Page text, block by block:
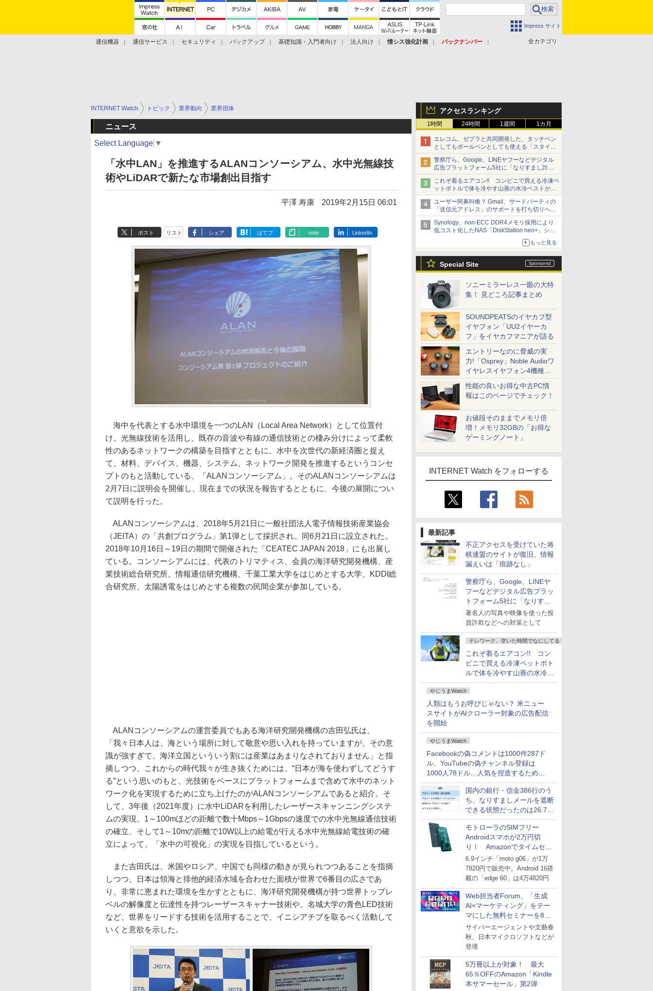
Impress サイト
全カテゴリ
通信機器 通信サービス セキュリティ バックアップ 基礎知識・入門者向け 法人向け 情シス強化計画
バックナンバー
アクセスランキング
1時間 24時間 1週間 1カ月
エレコム、ゼブラと共同開発した、タッチペン
としてもボールペンとしても使える「スタイラ
スツーウェイ」発売 iPadにも紙にも、持ち替
えずに書き込める
警察庁ら、Google、LINEヤフーなどデジタル
広告プラットフォーム5社に「なりすまし詐欺
広告」対策強化を要請 著名人の写真や映像を
使った投資詐欺などへの対策として
これぞ着るエアコン!! コンビニで買える冷凍ペ
ットボトルで体を冷やす山善の水冷ベストがロ
ードバイクにちょうどいい【ぼっち・ざ・ろー
ど！その14】【空いた時間でなにしてる？】
ユーザー阿鼻叫喚？ Gmail、サードパーティの
「送信元アドレス」のサポートを打ち切りへ
【やじうまWatch】
Synology、non-ECC DDR4メモリ採用により
低コスト化したNAS「DiskStation neo+」シリ
ーズ 予算を抑えて導入でき、ECCメモリへの
もっと見る
Special Site
ソニーミラーレス一眼の大特
集！ 見どころ記事まとめ
SOUNDPEATSのイヤカフ型
イヤフォン「UU2イヤーカ
フ」をイヤカフマニアが語る
エントリーなのに脅威の実
力!「Osprey」Noble Audioワ
イヤレスイヤフォン4機種を
一気に聴く
性能の良いお得な中古PC情
報はこのページでチェック！
お値段そのままでメモリ倍
増！メモリ32GBの「お得な
ゲーミングノート」
INTERNET Watch をフォローする
最新記事
不正アクセスを受けていた将
棋連盟のサイトが復旧、情報
漏えいは「痕跡なし」
警察庁ら、Google、LINEヤ
フーなどデジタル広告プラッ
トフォーム5社に「なりすま
し詐欺広告」対策強化を要請
著名人の写真や映像を使った投
資詐欺などへの対策として
テレワーク、空いた時間でなにしてる？
これぞ着るエアコン!! コン
ビニで買える冷凍ペットボト
ルで体を冷やす山善の水冷ベ
ストがロードバイクにちょう
どいい【ぼっち・ざ・ろー
ど！その14】
やじうまWatch
人類はもうお呼びじゃない？ 米ニュー
スサイトがAIクローラー対象の広告配信
を開始
やじうまWatch
Facebookの偽コメントは1000件287ド
ル、YouTubeの偽チャンネル登録は
1000人78ドル…人気を捏造するための
価格リストが公開中
国内の銀行・信金386行のう
ち、なりすましメールを遮断
できる状態だったのは26.7％
にとどまる～GMOブランド
セキュリティ調査
モトローラのSIMフリー
Androidスマホが2万円切
り！ Amazonでタイムセー
ル
6.9インチ「moto g06」が1万
7820円で販売中。Android 16搭
載の「edge 60」は4万4820円
Web担当者Forum、「生成
AI×マーケティング」をテー
マにした無料セミナーを8月
27日にオンライン開催
サイバーエージェントや文藝春
秋、日本マイクロソフトなどが
登壇
5万冊以上が対象！ 最大
65％OFFのAmazon「Kindle
本サマーセール」第2弾
INTERNET Watch トピック 業界動向 業界団体
ニュース
Select Language ▼
「水中LAN」を推進するALANコンソーシアム、水中光無線技
術やLiDARで新たな市場創出目指す
平澤 寿康 2019年2月15日 06:01
ポスト リスト シェア はてブ note LinkedIn
海中を代表とする水中環境を一つのLAN（Local Area Network）として位置付
け、光無線技術を活用し、既存の音波や有線の通信技術との棲み分けによって柔軟
性のあるネットワークの構築を目指すとともに、水中を次世代の新経済圏と捉え
て、材料、デバイス、機器、システム、ネットワーク開発を推進するというコンセ
プトのもと活動している、「ALANコンソーシアム」。そのALANコンソーシアムは
2月7日に説明会を開催し、現在までの状況を報告するとともに、今後の展開につい
て説明を行った。
ALANコンソーシアムは、2018年5月21日に一般社団法人電子情報技術産業協会
（JEITA）の「共創プログラム」第1弾として採択され、同6月21日に設立された。
2018年10月16日～19日の期間で開催された「CEATEC JAPAN 2018」にも出展し
ている。コンソーシアムには、代表のトリマティス、会員の海洋研究開発機構、産
業技術総合研究所、情報通信研究機構、千葉工業大学をはじめとする大学、KDDI総
合研究所、太陽誘電をはじめとする複数の民間企業が参加している。
ALANコンソーシアムの運営委員でもある海洋研究開発機構の吉田弘氏は、
「我々日本人は、海という場所に対して敬意や思い入れを持っていますが、その意
識が強すぎて、海洋立国といういう割には産業はあまりなされておりません」と指
摘しつつ、これからの時代我々が生き抜くためには、“日本が海を使わずしてどうす
る”という思いのもと、光技術をベースにプラットフォームまで含めて水中のネット
ワーク化を実現するために立ち上げたのがALANコンソーシアムであると紹介。そ
して、3年後（2021年度）に水中LiDARを利用したレーザースキャンニングシステ
ムの実現、1～100mほどの距離で数十Mbps～1Gbpsの速度での水中光無線通信技術
の確立、そして1～10mの距離で10W以上の給電が行える水中光無線給電技術の確
立によって、「水中の可視化」の実現を目指しているという。
また吉田氏は、米国やロシア、中国でも同様の動きが見られつつあることを指摘
しつつ、日本は領海と排他的経済水域を合わせた面積が世界で6番目の広さであ
り、非常に恵まれた環境を生かすとともに、海洋研究開発機構が持つ世界トップレ
ベルの解像度と伝達性を持つレーザースキャナー技術や、名城大学の青色LED技術
など、世界をリードする技術を活用することで、イニシアチブを取るべく活動して
いくと意欲を示した。